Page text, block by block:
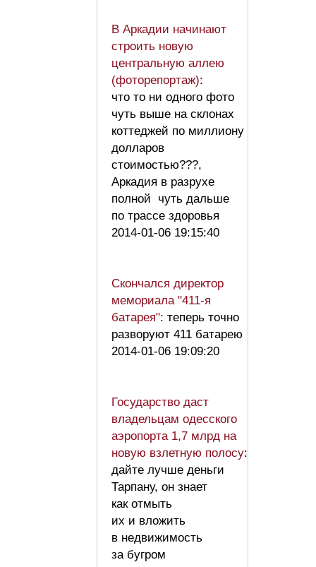
В Аркадии начинают
строить новую
центральную аллею
(фоторепортаж):
что то ни одного фото
чуть выше на склонах
коттеджей по миллиону
долларов
стоимостью???,
Аркадия в разрухе
полной чуть дальше
по трассе здоровья
2014-01-06 19:15:40
Скончался директор
мемориала "411-я
батарея": теперь точно
разворуют 411 батарею
2014-01-06 19:09:20
Государство даст
владельцам одесского
аэропорта 1,7 млрд на
новую взлетную полосу:
дайте лучше деньги
Тарпану, он знает
как отмыть
их и вложить
в недвижимость
за бугром